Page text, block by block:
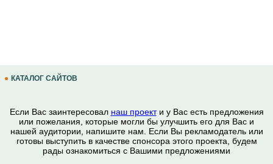
КАТАЛОГ САЙТОВ
Если Вас заинтересовал наш проекти у Вас есть предложения
или пожелания, которые могли бы улучшить его для Вас и
нашей аудитории, напишите нам. Если Вы рекламодатель или
готовы выступить в качестве спонсора этого проекта, будем
рады ознакомиться с Вашими предложениями